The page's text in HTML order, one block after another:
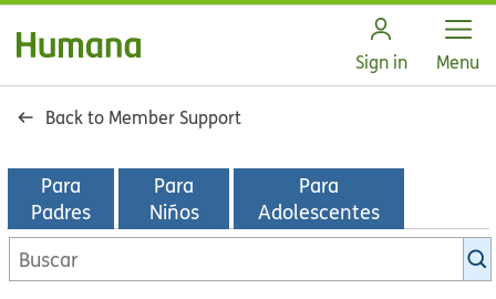
Sign in Open
Menu
Back to Member Support
Para
Padres
Para
Niños
Para
Adolescentes
Buscar
en